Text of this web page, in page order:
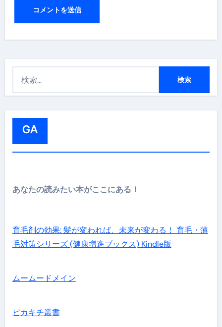
GA
あなたの読みたい本がここにある！
育毛剤の効果: 髪が変われば、未来が変わる！ 育毛・薄
毛対策シリーズ (健康増進ブックス) Kindle版
ムームードメイン
ピカキチ叢書